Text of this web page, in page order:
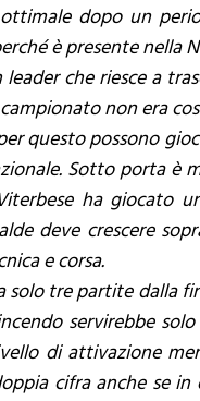
dopo un
è presente nella
che riesce a
non era
questo possono
Sotto porta è
ha giocato
deve crescere
e corsa.
tre partite dalla
servirebbe
di attivazione
cifra anche se in